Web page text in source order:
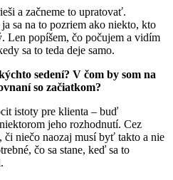
a začneme to upratovať.
sa na to pozriem ako niekto, kto
Len popíšem, čo počujem a vidím
sa to teda deje samo.
sedení? V čom by som na
so začiatkom?
istoty pre klienta – buď
jeho rozhodnutí. Cez
či niečo naozaj musí byť takto a nie
čo sa stane, keď sa to